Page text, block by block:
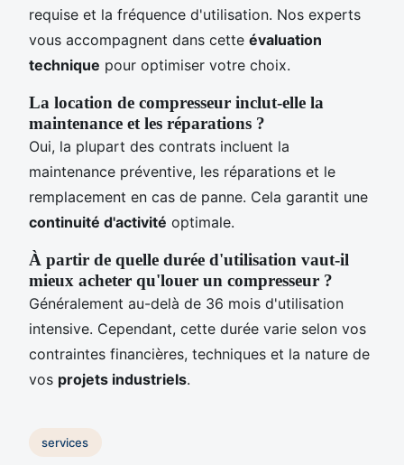
requise et la fréquence d'utilisation. Nos experts
vous accompagnent dans cette évaluation
technique pour optimiser votre choix.
La location de compresseur inclut-elle la
maintenance et les réparations ?
Oui, la plupart des contrats incluent la
maintenance préventive, les réparations et le
remplacement en cas de panne. Cela garantit une
continuité d'activité optimale.
À partir de quelle durée d'utilisation vaut-il
mieux acheter qu'louer un compresseur ?
Généralement au-delà de 36 mois d'utilisation
intensive. Cependant, cette durée varie selon vos
contraintes financières, techniques et la nature de
vos projets industriels.
services